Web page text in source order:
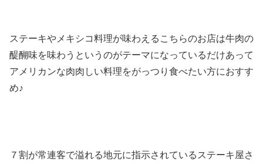
ステーキやメキシコ料理が味わえるこちらのお店は牛肉の
醍醐味を味わうというのがテーマになっているだけあって
アメリカンな肉肉しい料理をがっつり食べたい方におすす
め♪
７割が常連客で溢れる地元に指示されているステーキ屋さ